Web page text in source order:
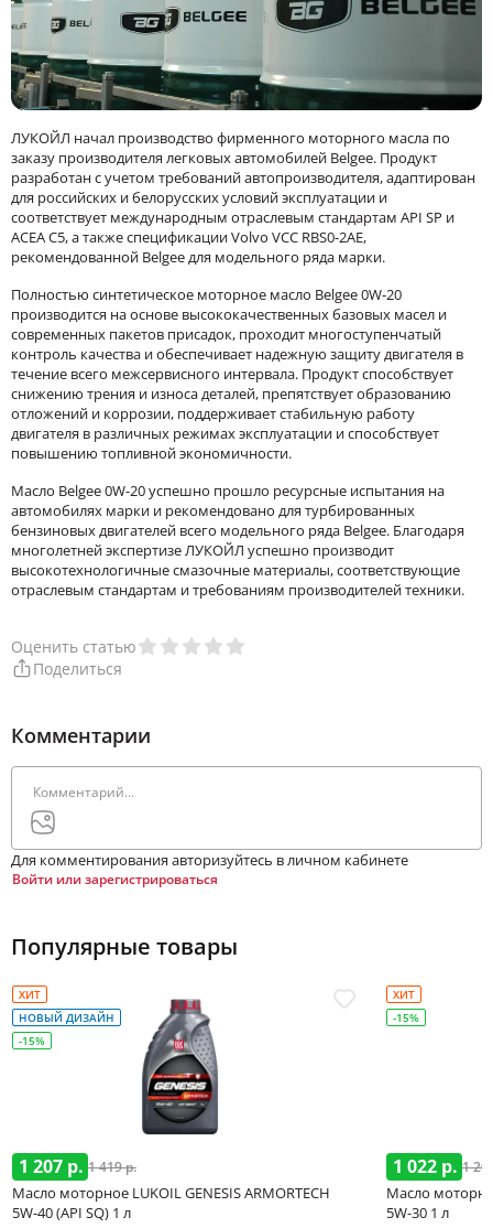
ЛУКОЙЛ начал производство фирменного моторного масла по
заказу производителя легковых автомобилей Belgee. Продукт
разработан с учетом требований автопроизводителя, адаптирован
для российских и белорусских условий эксплуатации и
соответствует международным отраслевым стандартам API SP и
ACEA C5, а также спецификации Volvo VCC RBS0-2AE,
рекомендованной Belgee для модельного ряда марки.
Полностью синтетическое моторное масло Belgee 0W-20
производится на основе высококачественных базовых масел и
современных пакетов присадок, проходит многоступенчатый
контроль качества и обеспечивает надежную защиту двигателя в
течение всего межсервисного интервала. Продукт способствует
снижению трения и износа деталей, препятствует образованию
отложений и коррозии, поддерживает стабильную работу
двигателя в различных режимах эксплуатации и способствует
повышению топливной экономичности.
Масло Belgee 0W-20 успешно прошло ресурсные испытания на
автомобилях марки и рекомендовано для турбированных
бензиновых двигателей всего модельного ряда Belgee. Благодаря
многолетней экспертизе ЛУКОЙЛ успешно производит
высокотехнологичные смазочные материалы, соответствующие
отраслевым стандартам и требованиям производителей техники.
Оценить статью
Поделиться
Комментарии
Для комментирования авторизуйтесь в личном кабинете
Войти или зарегистрироваться
Популярные товары
ХИТ
НОВЫЙ ДИЗАЙН
-15%
1 207 р. 1 419 р.
Масло моторное LUKOIL GENESIS ARMORTECH
5W-40 (API SQ) 1 л
ХИТ
-15%
1 022 р. 1
Масло
5W-30 1 л